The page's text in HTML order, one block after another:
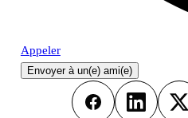
Appeler
Envoyer à un(e) ami(e)
FacebookLinkedInX